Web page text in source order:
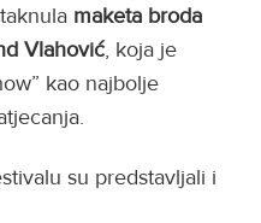
maketa broda
Vlahović, koja je
kao najbolje
su predstavljali i